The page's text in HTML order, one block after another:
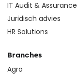
IT Audit & Assurance
Juridisch advies
HR Solutions
Branches
Agro